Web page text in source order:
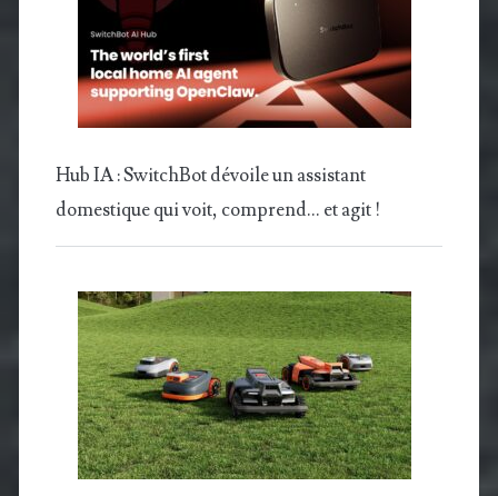
Hub IA : SwitchBot dévoile un assistant
domestique qui voit, comprend… et agit !